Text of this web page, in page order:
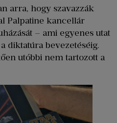
arra, hogy szavazzák
Palpatine kancellár
– ami egyenes utat
diktatúra bevezetéséig.
utóbbi nem tartozott a